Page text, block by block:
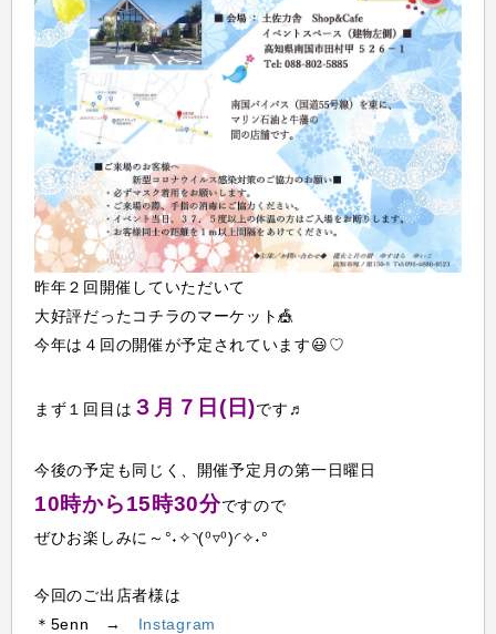
昨年２回開催していただいて
大好評だったコチラのマーケット🎪
今年は４回の開催が予定されています😃♡
まず１回目は ３月７日(日)です♬
今後の予定も同じく、開催予定月の第一日曜日
10時から15時30分ですので
ぜひお楽しみに～°˖✧◝(⁰▿⁰)◜✧˖°
今回のご出店者様は
＊5enn → Instagram